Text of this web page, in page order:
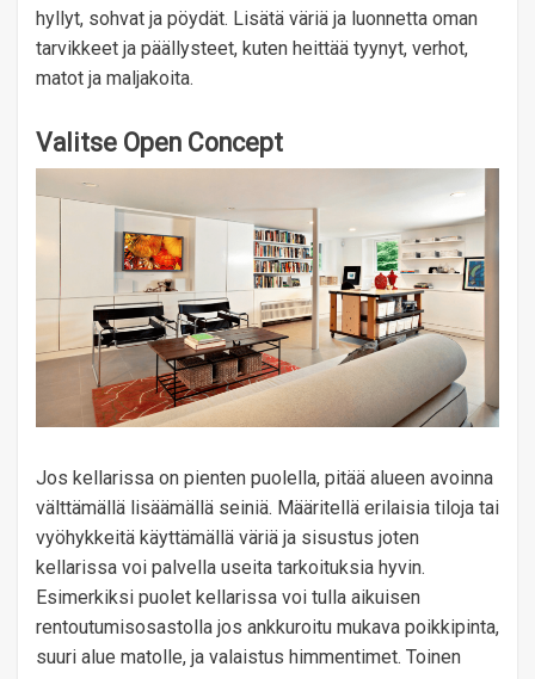
hyllyt, sohvat ja pöydät. Lisätä väriä ja luonnetta oman
tarvikkeet ja päällysteet, kuten heittää tyynyt, verhot,
matot ja maljakoita.
Valitse Open Concept
Jos kellarissa on pienten puolella, pitää alueen avoinna
välttämällä lisäämällä seiniä. Määritellä erilaisia ​​tiloja tai
vyöhykkeitä käyttämällä väriä ja sisustus joten
kellarissa voi palvella useita tarkoituksia hyvin.
Esimerkiksi puolet kellarissa voi tulla aikuisen
rentoutumisosastolla jos ankkuroitu mukava poikkipinta,
suuri alue matolle, ja valaistus himmentimet. Toinen